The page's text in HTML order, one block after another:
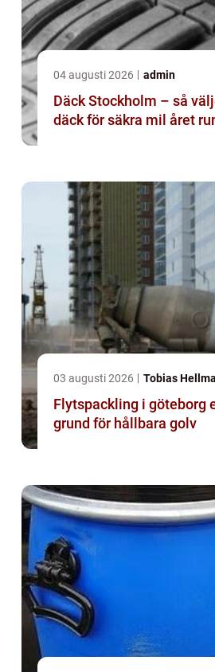
04 augusti 2026 admin
Däck Stockholm – så
däck för säkra mil året
03 augusti 2026 Tobias
Flytspackling i göteborg en stabil
grund för hållbara golv